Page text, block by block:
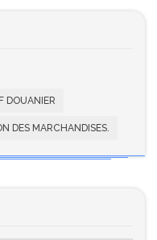
DOUANIER
DES MARCHANDISES.